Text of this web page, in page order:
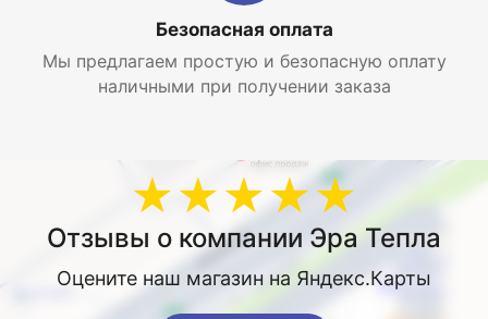
Безопасная оплата
Мы предлагаем простую и безопасную оплату
наличными при получении заказа
★★★★★
Отзывы о компании Эра Тепла
Оцените наш магазин на Яндекс.Карты